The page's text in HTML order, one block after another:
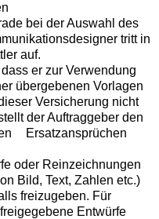
bei der Auswahl des
tritt in
auf.
er zur Verwendung
übergebenen Vorlagen
Versicherung nicht
der Auftraggeber den
Ersatzansprüchen
oder Reinzeichnungen
Bild, Text, Zahlen etc.)
freizugeben. Für
Entwürfe